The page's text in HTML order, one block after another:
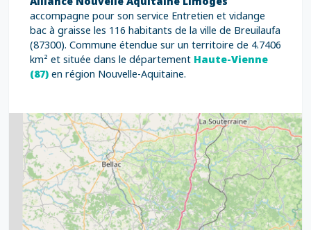
accompagne pour son service Entretien et vidange
bac à graisse les 116 habitants de la ville de Breuilaufa
(87300). Commune étendue sur un territoire de 4.7406
km² et située dans le département Haute-Vienne
(87) en région Nouvelle-Aquitaine.
2
2
9
8
5
11
7